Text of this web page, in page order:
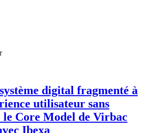
digital fragmenté à
utilisateur sans
Core Model de Virbac
Ibexa